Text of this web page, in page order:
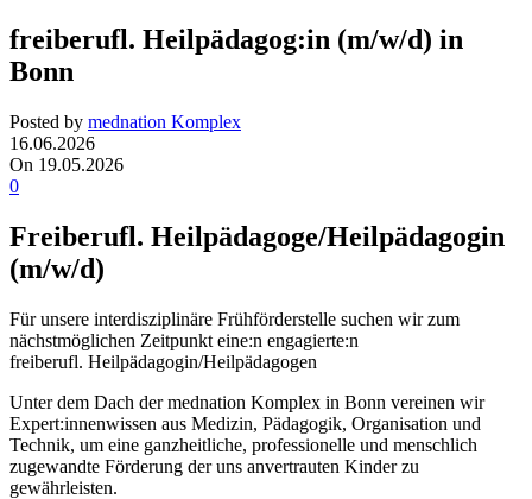
freiberufl. Heilpädagog:in (m/w/d) in
Bonn
Posted by mednation Komplex
16.06.2026
On 19.05.2026
0
Freiberufl. Heilpädagoge/Heilpädagogin
(m/w/d)
Für unsere interdisziplinäre Frühförderstelle suchen wir zum
nächstmöglichen Zeitpunkt eine:n engagierte:n
freiberufl. Heilpädagogin/Heilpädagogen
Unter dem Dach der mednation Komplex in Bonn vereinen wir
Expert:innenwissen aus Medizin, Pädagogik, Organisation und
Technik, um eine ganzheitliche, professionelle und menschlich
zugewandte Förderung der uns anvertrauten Kinder zu
gewährleisten.